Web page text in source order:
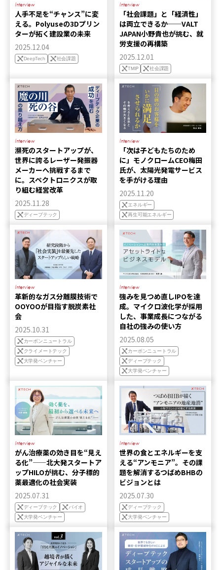
Interview
人手不足を“チャンス”に変
える。Polyuseの3Dプリン
ターが拓く建設業の未来
2025.12.04
DeepTech 社会課題
Interview
「社会課題」と「経済性」
は両立できるか──VALT
JAPAN小野貴也が挑む、就
労支援の再構築
2025.12.01
TMIP 社会課題
Interview
瀕死のスタートアップが、
世界に誇るレーザー発振器
メーカーへ挑戦するまで
に。スペクトロニクスが取
り組む経営改革
2025.11.28
ディープテック
Interview
「次は子どもたちのため
に」モノクロームCEO梅田
氏が、太陽光発電サービス
を手がける理由
2025.11.20
エネルギー
再生可能エネルギー
Interview
革新的なガス分離膜技術で
OOYOOが目指す脱炭素社
会
2025.10.31
カーボンニュートラル
クライメートテック
大学発ベンチャー
Interview
強みを見つめ直しIPOを達
成。マイクロ波化学が採用
した、事業成長につながる
自社の強みの使い方
2025.08.05
カーボンニュートラル
ディープテック
大学発ベンチャー
Interview
がん治療薬の効き目を“見え
る化”——北大発スタートア
ップHILOが挑む、分子標的
薬最適化の社会実装
2025.07.31
ディープテック
バイオ
大学発ベンチャー
Interview
世界の食とエネルギーを支
える“アンモニア”。その課
題を解消するつばめBHBの
ビジョンとは
2025.07.30
ディープテック
大学発ベンチャー